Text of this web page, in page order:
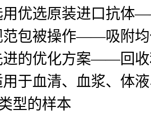
用优选原装进口抗
范包被操作——吸附
进的优化方案——回
于血清、血浆、体
型的样本